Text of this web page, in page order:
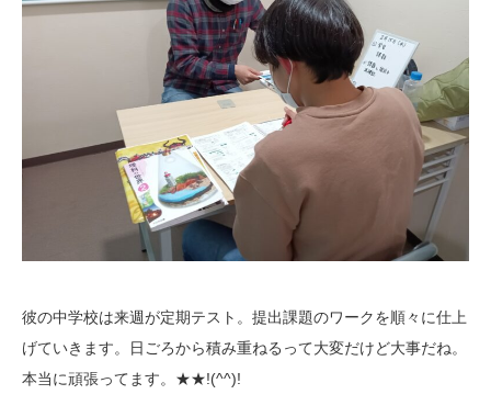
彼の中学校は来週が定期テスト。提出課題のワークを順々に仕上
げていきます。日ごろから積み重ねるって大変だけど大事だね。
本当に頑張ってます。★★!(^^)!